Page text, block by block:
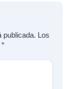
publicada. Los
*